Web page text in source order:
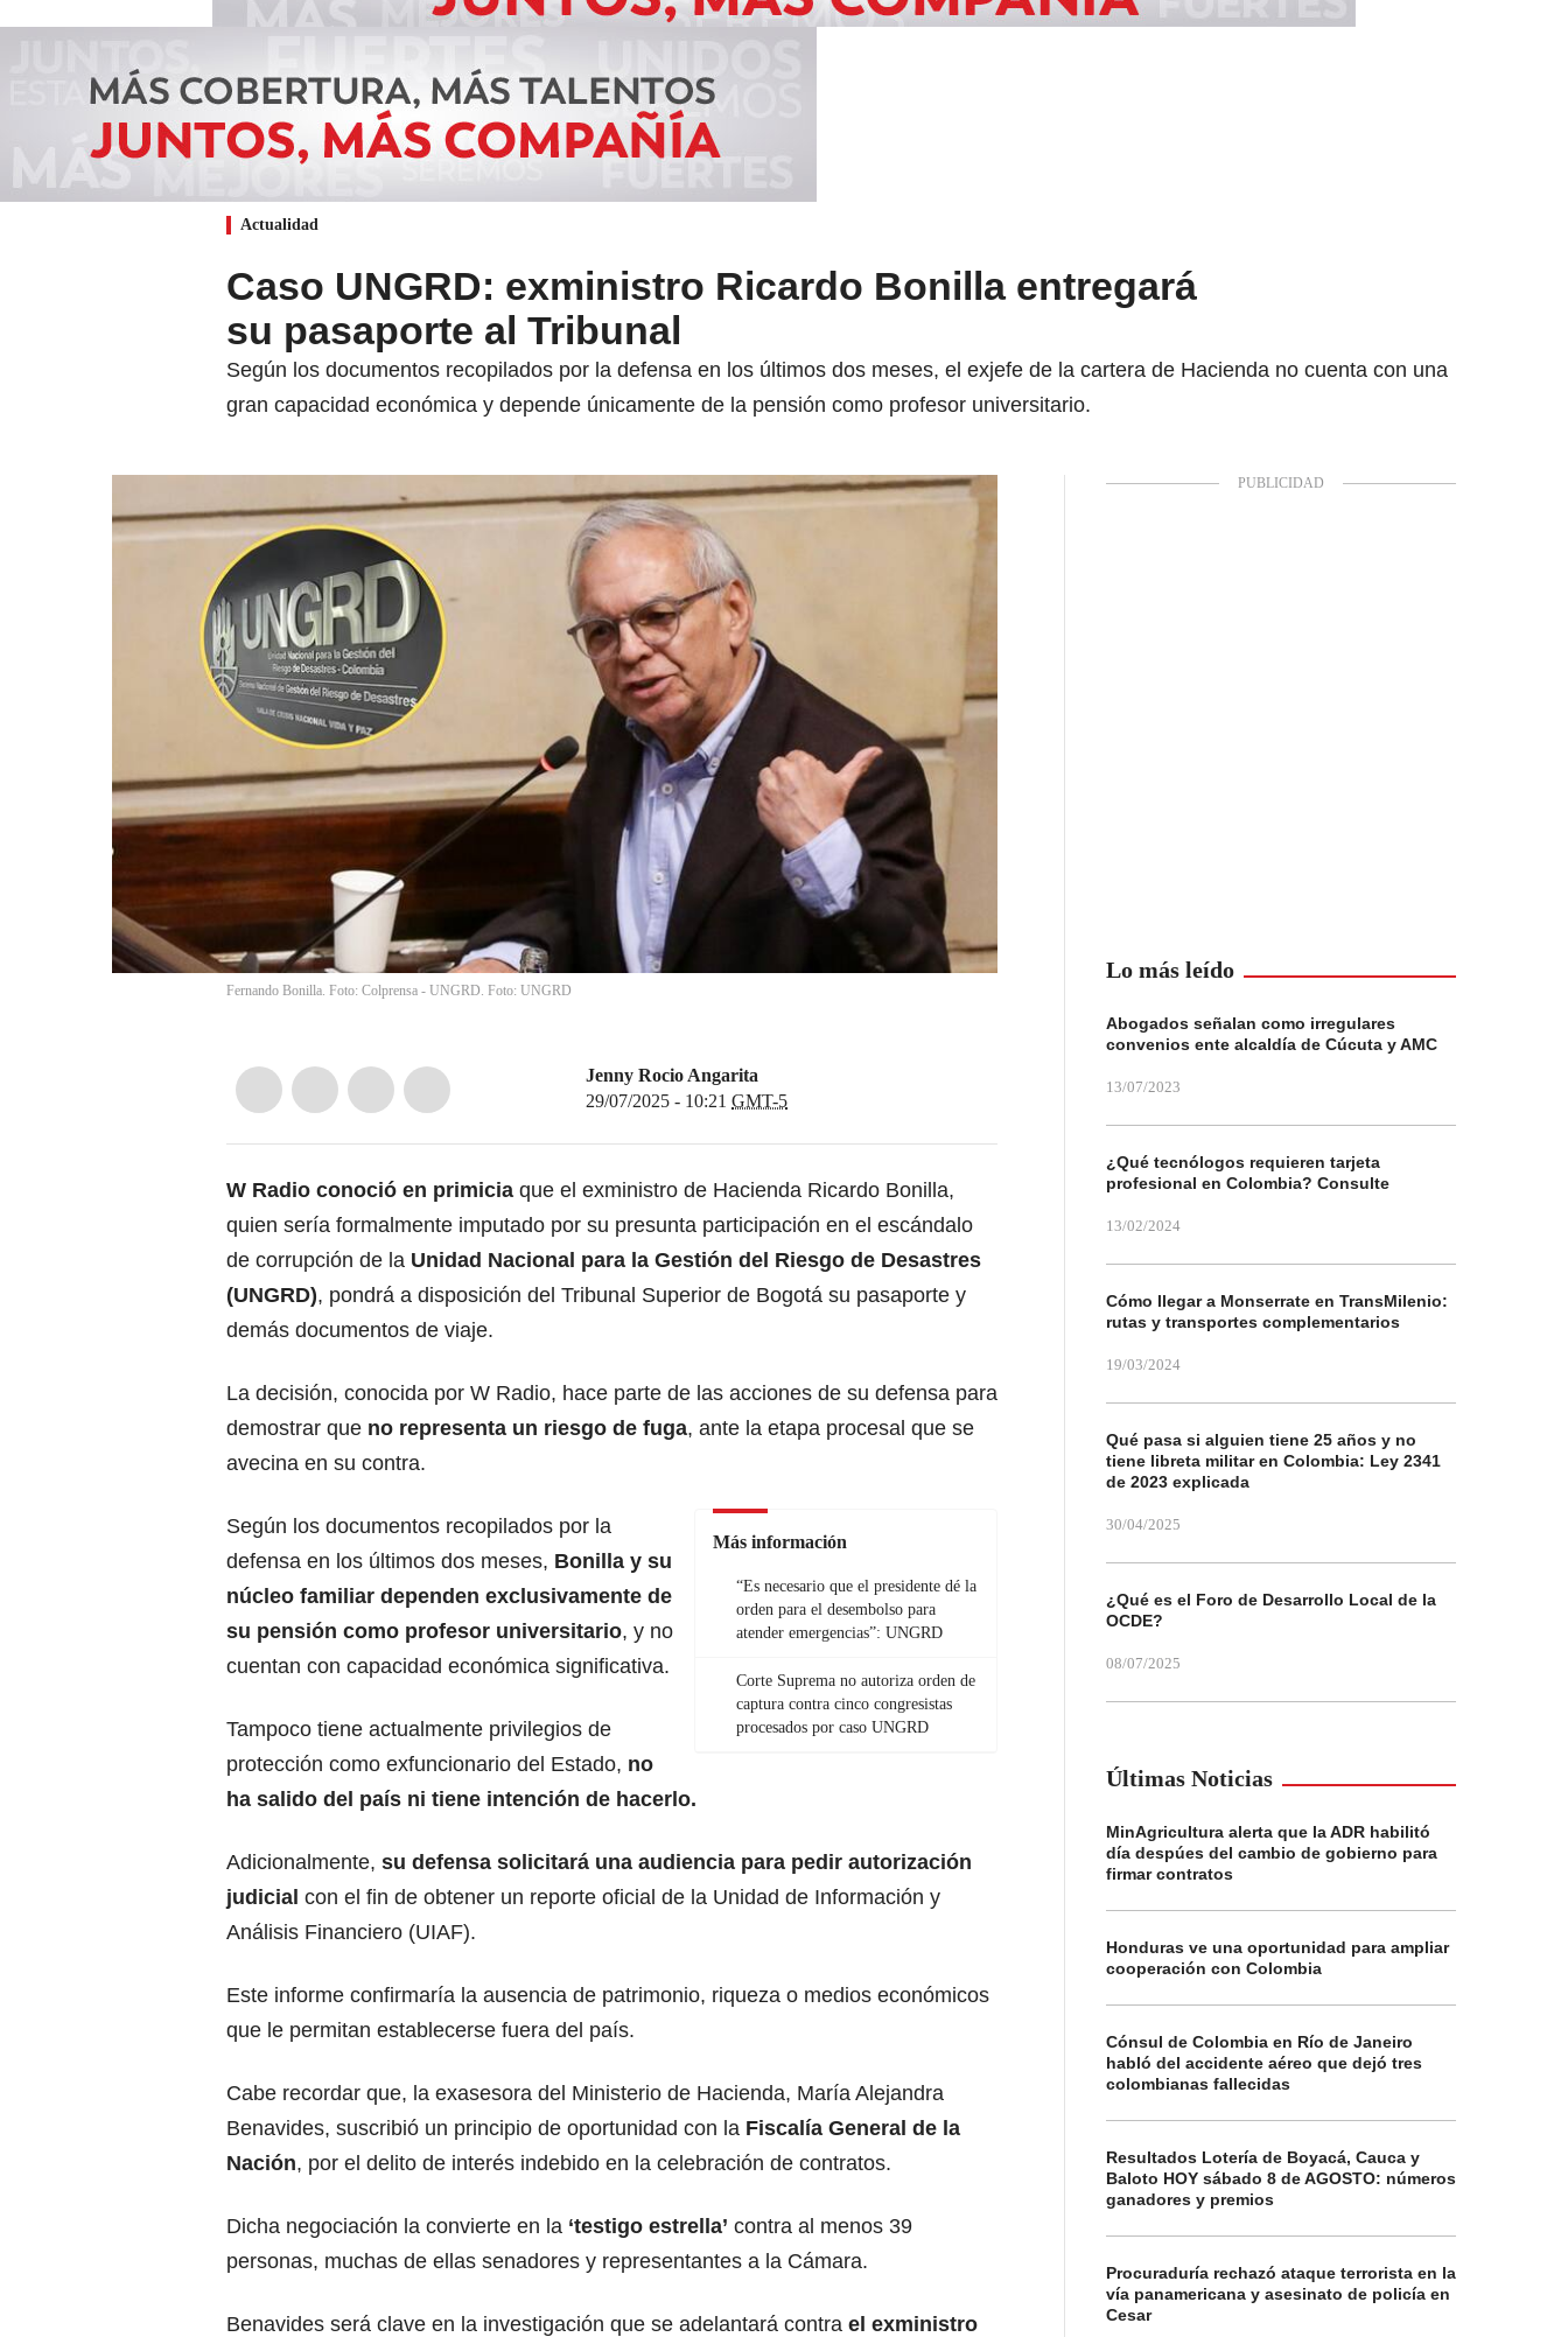
Actualidad
Caso UNGRD: exministro Ricardo Bonilla entregará
su pasaporte al Tribunal
Según los documentos recopilados por la defensa en los últimos dos meses, el exjefe de la cartera de Hacienda no cuenta con una
gran capacidad económica y depende únicamente de la pensión como profesor universitario.
Fernando Bonilla. Foto: Colprensa - UNGRD. Foto: UNGRD
Jenny Rocio Angarita
29/07/2025 - 10:21 GMT-5
W Radio conoció en primicia que el exministro de Hacienda Ricardo Bonilla,
quien sería formalmente imputado por su presunta participación en el escándalo
de corrupción de la Unidad Nacional para la Gestión del Riesgo de Desastres
(UNGRD), pondrá a disposición del Tribunal Superior de Bogotá su pasaporte y
demás documentos de viaje.
La decisión, conocida por W Radio, hace parte de las acciones de su defensa para
demostrar que no representa un riesgo de fuga, ante la etapa procesal que se
avecina en su contra.
Más información
“Es necesario que el presidente dé la
orden para el desembolso para
atender emergencias”: UNGRD
Corte Suprema no autoriza orden de
captura contra cinco congresistas
procesados por caso UNGRD
Según los documentos recopilados por la
defensa en los últimos dos meses, Bonilla y su
núcleo familiar dependen exclusivamente de
su pensión como profesor universitario, y no
cuentan con capacidad económica significativa.
Tampoco tiene actualmente privilegios de
protección como exfuncionario del Estado, no
ha salido del país ni tiene intención de hacerlo.
Adicionalmente, su defensa solicitará una audiencia para pedir autorización
judicial con el fin de obtener un reporte oficial de la Unidad de Información y
Análisis Financiero (UIAF).
Este informe confirmaría la ausencia de patrimonio, riqueza o medios económicos
que le permitan establecerse fuera del país.
Cabe recordar que, la exasesora del Ministerio de Hacienda, María Alejandra
Benavides, suscribió un principio de oportunidad con la Fiscalía General de la
Nación, por el delito de interés indebido en la celebración de contratos.
Dicha negociación la convierte en la ‘testigo estrella’ contra al menos 39
personas, muchas de ellas senadores y representantes a la Cámara.
Benavides será clave en la investigación que se adelantará contra el exministro
Lo más leído
Abogados señalan como irregulares
convenios ente alcaldía de Cúcuta y AMC
13/07/2023
¿Qué tecnólogos requieren tarjeta
profesional en Colombia? Consulte
13/02/2024
Cómo llegar a Monserrate en TransMilenio:
rutas y transportes complementarios
19/03/2024
Qué pasa si alguien tiene 25 años y no
tiene libreta militar en Colombia: Ley 2341
de 2023 explicada
30/04/2025
¿Qué es el Foro de Desarrollo Local de la
OCDE?
08/07/2025
Últimas Noticias
MinAgricultura alerta que la ADR habilitó
día despúes del cambio de gobierno para
firmar contratos
Honduras ve una oportunidad para ampliar
cooperación con Colombia
Cónsul de Colombia en Río de Janeiro
habló del accidente aéreo que dejó tres
colombianas fallecidas
Resultados Lotería de Boyacá, Cauca y
Baloto HOY sábado 8 de AGOSTO: números
ganadores y premios
Procuraduría rechazó ataque terrorista en la
vía panamericana y asesinato de policía en
Cesar